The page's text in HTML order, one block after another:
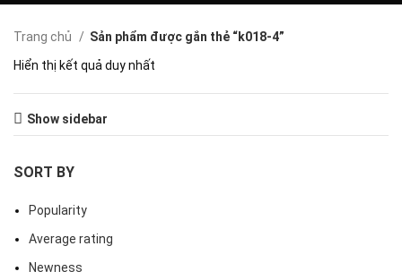
Trang chủ
Sản phẩm được gắn thẻ “k018-4”
Hiển thị kết quả duy nhất
Show sidebar
SORT BY
Popularity
Average rating
Newness